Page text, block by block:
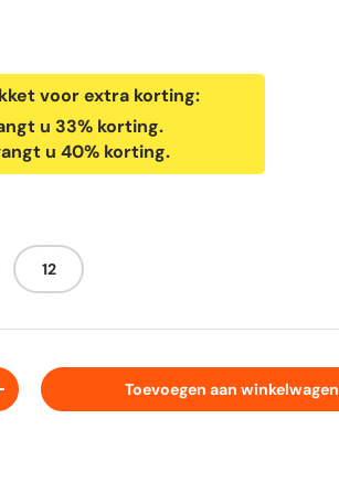
voor extra korting:
u 33% korting.
u 40% korting.
12
Toevoegen aan winkelwagen